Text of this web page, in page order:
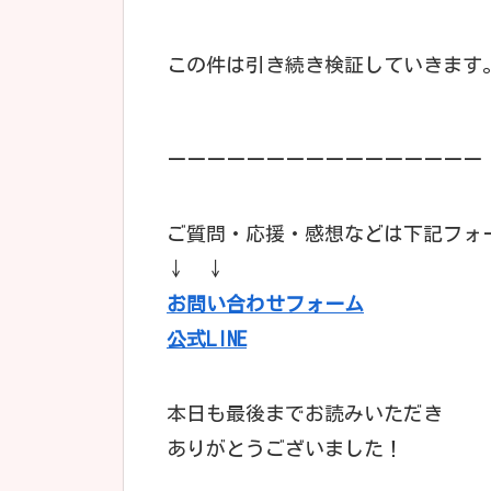
この件は引き続き検証していきます。
ーーーーーーーーーーーーーーーー
ご質問・応援・感想などは下記フォ
↓ ↓
お問い合わせフォーム
公式LINE
本日も最後までお読みいただき
ありがとうございました！